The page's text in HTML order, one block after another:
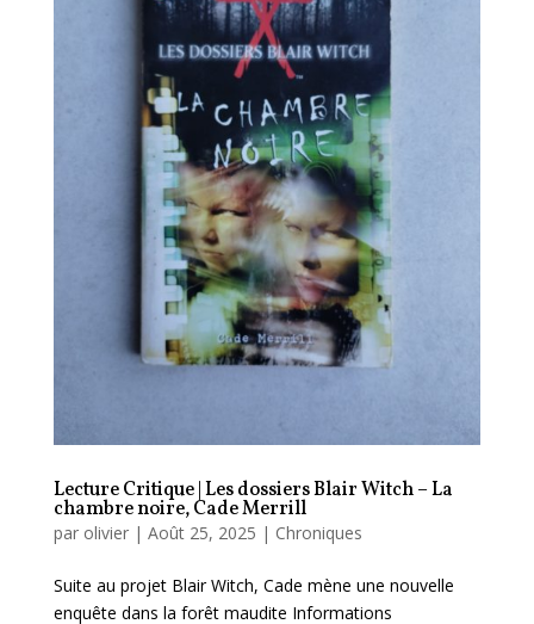
Lecture Critique | Les dossiers Blair Witch – La
chambre noire, Cade Merrill
par olivier| Août 25, 2025 | Chroniques
Suite au projet Blair Witch, Cade mène une nouvelle
enquête dans la forêt maudite Informations